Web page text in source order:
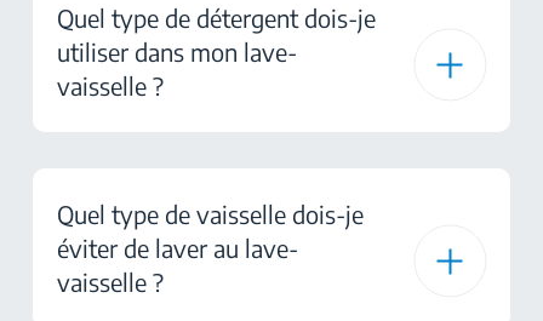
Quel type de détergent dois-je
utiliser dans mon lave-
vaisselle ?
Quel type de vaisselle dois-je
éviter de laver au lave-
vaisselle ?